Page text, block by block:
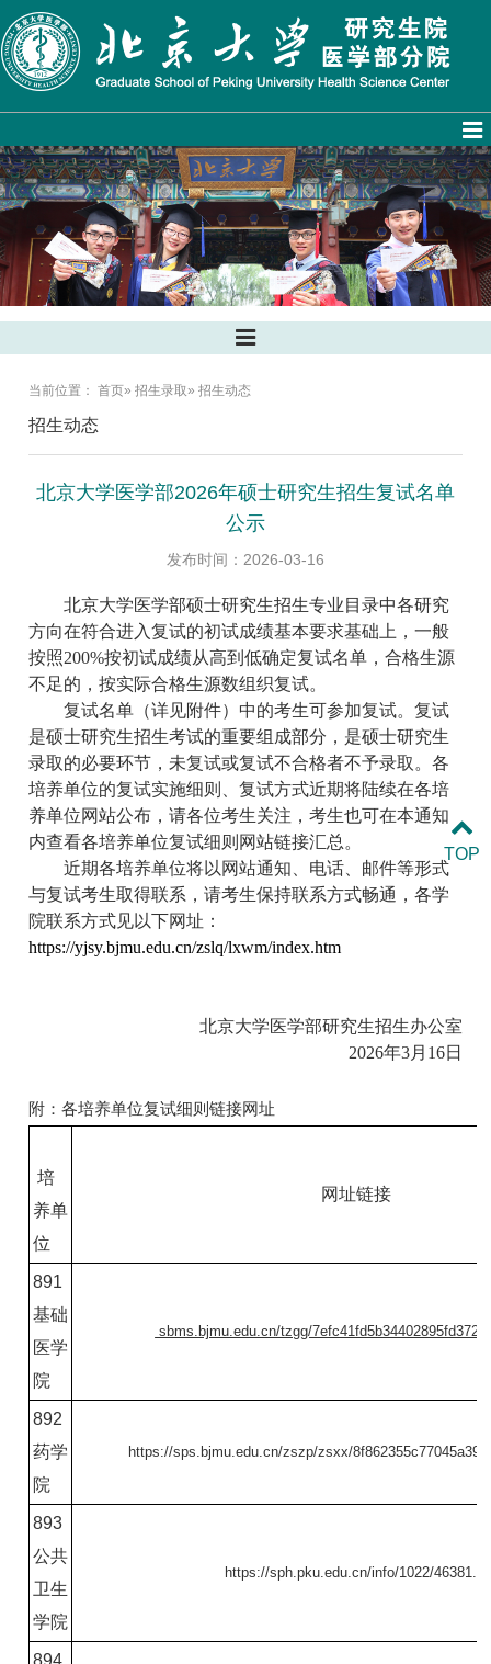
当前位置：首页»招生录取» 招生动态
招生动态
北京大学医学部2026年硕士研究生招生复试名单
公示
发布时间：2026-03-16
北京大学医学部硕士研究生招生专业目录中各研究
方向在符合进入复试的初试成绩基本要求基础上，一般
按照200%按初试成绩从高到低确定复试名单，合格生源
不足的，按实际合格生源数组织复试。
复试名单（详见附件）中的考生可参加复试。复试
是硕士研究生招生考试的重要组成部分，是硕士研究生
录取的必要环节，未复试或复试不合格者不予录取。各
培养单位的复试实施细则、复试方式近期将陆续在各培
养单位网站公布，请各位考生关注，考生也可在本通知
内查看各培养单位复试细则网站链接汇总。
近期各培养单位将以网站通知、电话、邮件等形式
与复试考生取得联系，请考生保持联系方式畅通，各学
院联系方式见以下网址：
https://yjsy.bjmu.edu.cn/zslq/lxwm/index.htm
北京大学医学部研究生招生办公室
2026年3月16日
附：各培养单位复试细则链接网址
培
养单
位
网址链接
891
基础
医学
院
sbms.bjmu.edu.cn/tzgg/
892
药学
院
https://sps.bjmu.edu.cn/zszp/zsxx/
893
公共
卫生
学院
https://sph.pku.edu.cn/info/1022/
894
TOP